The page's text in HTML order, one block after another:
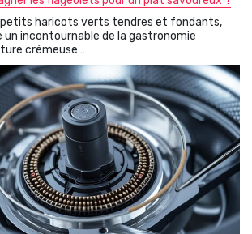
petits haricots verts tendres et fondants,
un incontournable de la gastronomie
crémeuse…